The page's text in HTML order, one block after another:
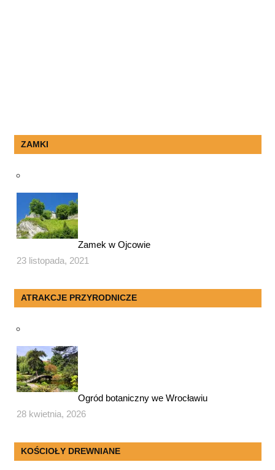
ZAMKI
Zamek w Ojcowie
23 listopada, 2021
ATRAKCJE PRZYRODNICZE
Ogród botaniczny we Wrocławiu
28 kwietnia, 2026
KOŚCIOŁY DREWNIANE